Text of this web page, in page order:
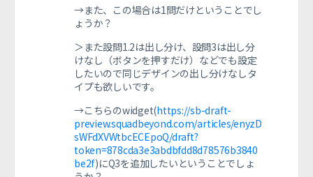
→また、この場合は1問だけということでし
ょうか？
＞また設問1.2は出し分け、設問3は出し分
けなし（ボタンを押すだけ）などでも設定
したいので同じデザインの出し分けなしタ
イプも欲しいです。
→こちらのwidget(https://sb-draft-
preview.squadbeyond.com/articles/enyzD
sWFdXVWtbcECEpoQ/draft?
token=878cda3e3abdbfdd8d78576b3840
be2f)にQ3を追加したいということでしょ